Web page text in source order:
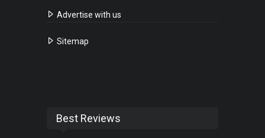
Advertise with us
Sitemap
Best Reviews